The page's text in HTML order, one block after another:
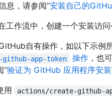
息，请参阅“安装自己的
作流中，创建一个安装访问
自有操作，如以下示例
app-token 操作，也
“验证为 GitHub 应用程序安装
用
actions/create-github-